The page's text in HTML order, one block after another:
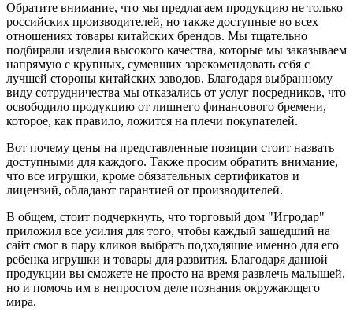
Обратите внимание, что мы предлагаем продукцию не только
российских производителей, но также доступные во всех
отношениях товары китайских брендов. Мы тщательно
подбирали изделия высокого качества, которые мы заказываем
напрямую с крупных, сумевших зарекомендовать себя с
лучшей стороны китайских заводов. Благодаря выбранному
виду сотрудничества мы отказались от услуг посредников, что
освободило продукцию от лишнего финансового бремени,
которое, как правило, ложится на плечи покупателей.
Вот почему цены на представленные позиции стоит назвать
доступными для каждого. Также просим обратить внимание,
что все игрушки, кроме обязательных сертификатов и
лицензий, обладают гарантией от производителей.
В общем, стоит подчеркнуть, что торговый дом "Игродар"
приложил все усилия для того, чтобы каждый зашедший на
сайт смог в пару кликов выбрать подходящие именно для его
ребенка игрушки и товары для развития. Благодаря данной
продукции вы сможете не просто на время развлечь малышей,
но и помочь им в непростом деле познания окружающего
мира.